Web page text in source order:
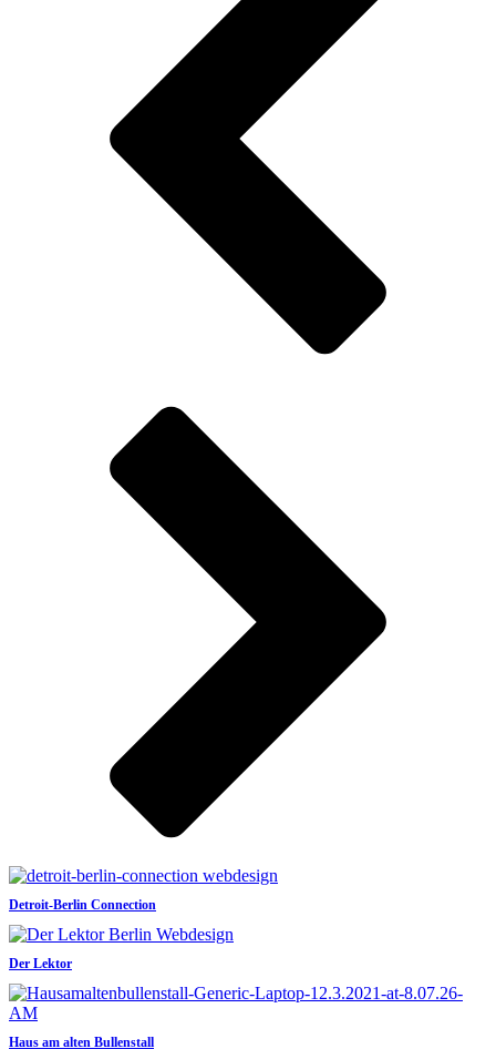
Detroit-Berlin Connection
Der Lektor
Haus am alten Bullenstall